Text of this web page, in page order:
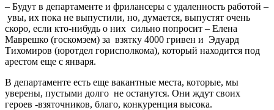
– Будут в департаменте и фрилансеры с удаленность работой –
увы, их пока не выпустили, но, думается, выпустят очень
скоро, если кто-нибудь о них сильно попросит – Елена
Маврешко (госкомзем) за взятку 4000 гривен и Эдуард
Тихомиров (юротдел горисполкома), который находится под
арестом еще с января.
В департаменте есть еще вакантные места, которые, мы
уверены, пустыми долго не останутся. Они ждут своих
героев -взяточников, благо, конкуренция высока.